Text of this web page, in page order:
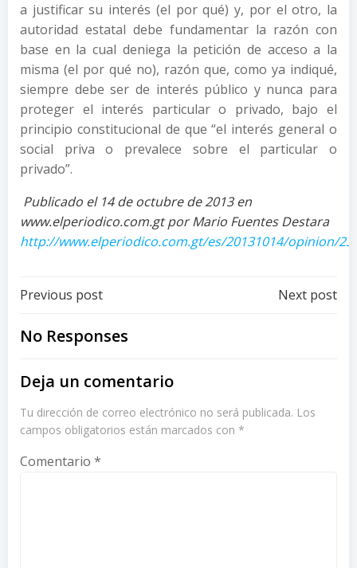
a justificar su interés (el por qué) y, por el otro, la
autoridad estatal debe fundamentar la razón con
base en la cual deniega la petición de acceso a la
misma (el por qué no), razón que, como ya indiqué,
siempre debe ser de interés público y nunca para
proteger el interés particular o privado, bajo el
principio constitucional de que “el interés general o
social priva o prevalece sobre el particular o
privado”.
Publicado el 14 de octubre de 2013 en
www.elperiodico.com.gt por Mario Fuentes Destara
http://www.elperiodico.com.gt/es/20131014/opinion/
Post
navigation
Previous post Next post
No Responses
Deja un comentario
Tu dirección de correo electrónico no será publicada. Los
campos obligatorios están marcados con *
Comentario *